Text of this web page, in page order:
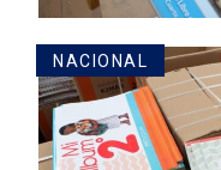
NACIONAL